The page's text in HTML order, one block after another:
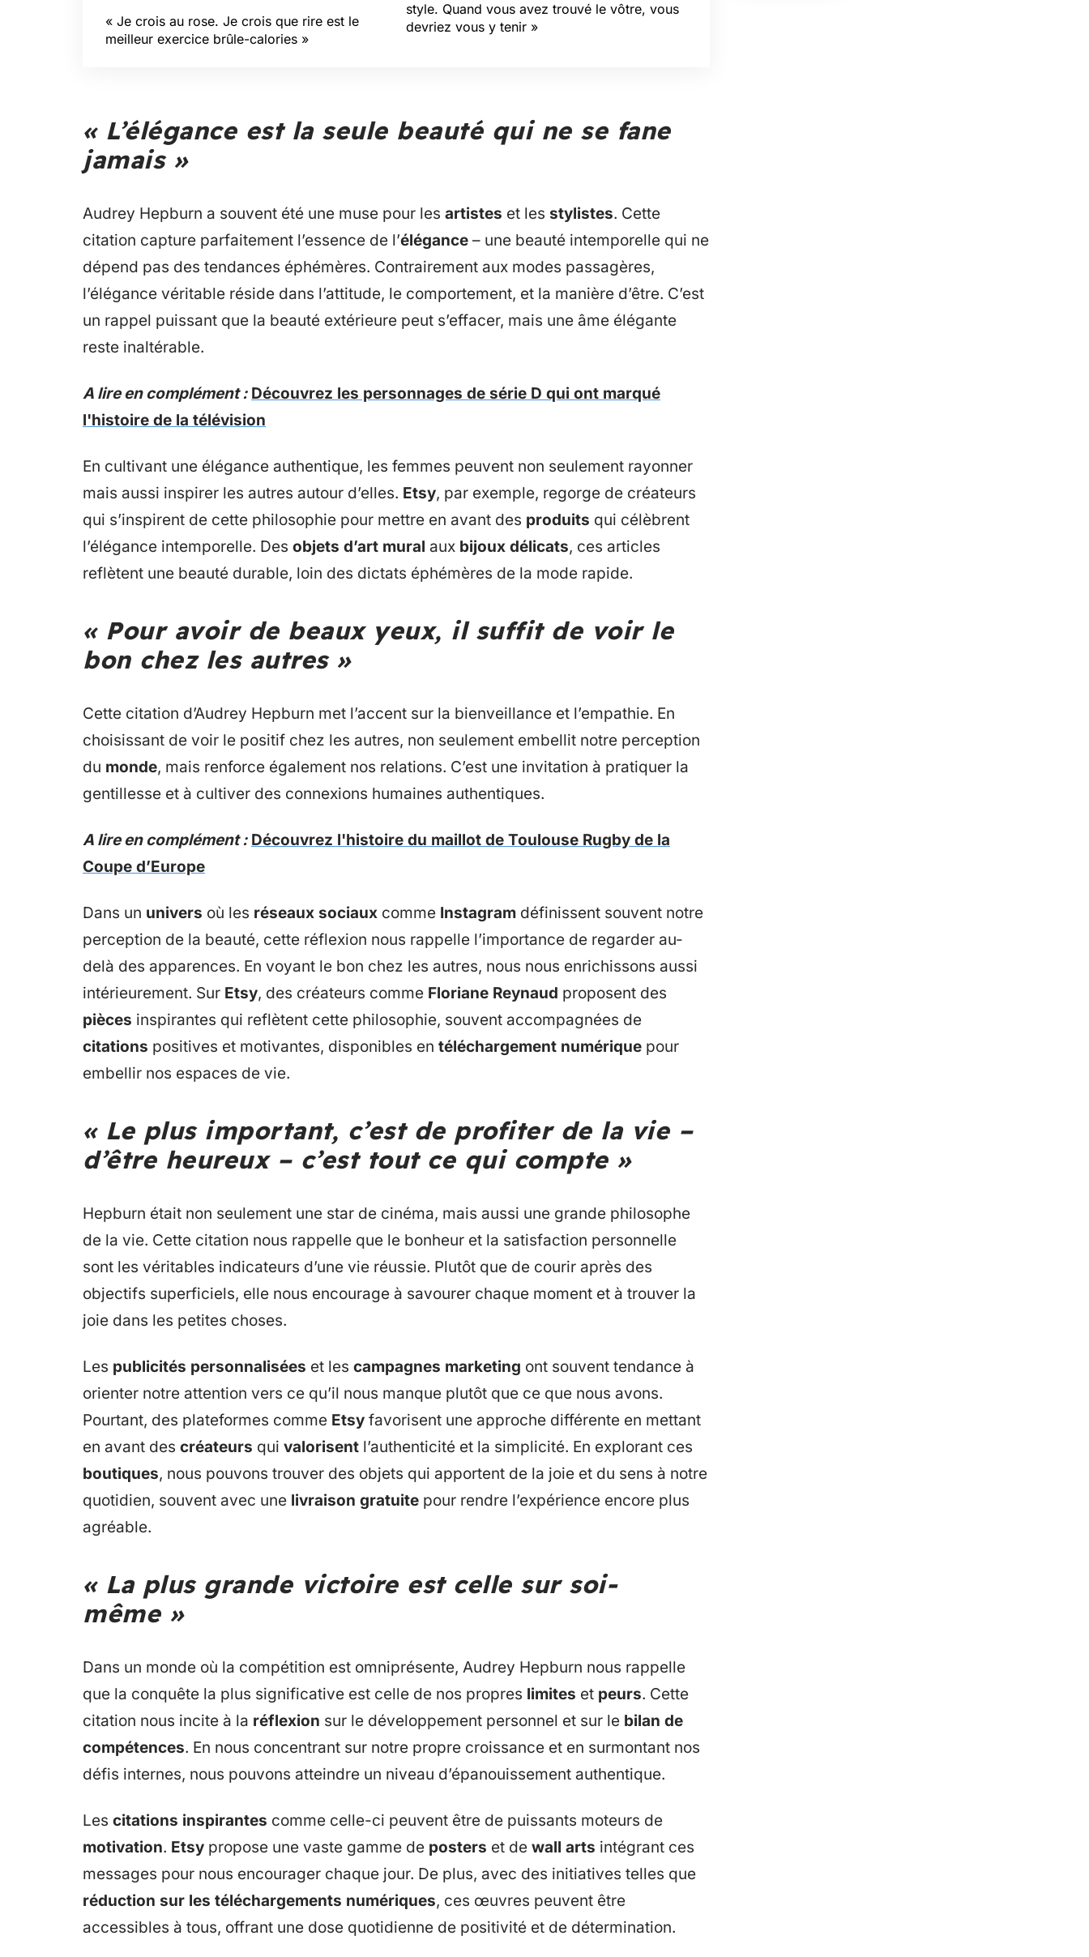
« Je crois au rose. Je crois que rire est le
meilleur exercice brûle-calories »
style. Quand vous avez trouvé le vôtre, vous
devriez vous y tenir »
« L’élégance est la seule beauté qui ne se fane
jamais »
Audrey Hepburn a souvent été une muse pour les artistes et les stylistes. Cette
citation capture parfaitement l’essence de l’élégance – une beauté intemporelle qui ne
dépend pas des tendances éphémères. Contrairement aux modes passagères,
l’élégance véritable réside dans l’attitude, le comportement, et la manière d’être. C’est
un rappel puissant que la beauté extérieure peut s’effacer, mais une âme élégante
reste inaltérable.
A lire en complément : Découvrez les personnages de série D qui ont marqué
l'histoire de la télévision
En cultivant une élégance authentique, les femmes peuvent non seulement rayonner
mais aussi inspirer les autres autour d’elles. Etsy, par exemple, regorge de créateurs
qui s’inspirent de cette philosophie pour mettre en avant des produits qui célèbrent
l’élégance intemporelle. Des objets d’art mural aux bijoux délicats, ces articles
reflètent une beauté durable, loin des dictats éphémères de la mode rapide.
« Pour avoir de beaux yeux, il suffit de voir le
bon chez les autres »
Cette citation d’Audrey Hepburn met l’accent sur la bienveillance et l’empathie. En
choisissant de voir le positif chez les autres, non seulement embellit notre perception
du monde, mais renforce également nos relations. C’est une invitation à pratiquer la
gentillesse et à cultiver des connexions humaines authentiques.
A lire en complément : Découvrez l'histoire du maillot de Toulouse Rugby de la
Coupe d’Europe
Dans un univers où les réseaux sociaux comme Instagram définissent souvent notre
perception de la beauté, cette réflexion nous rappelle l’importance de regarder au-
delà des apparences. En voyant le bon chez les autres, nous nous enrichissons aussi
intérieurement. Sur Etsy, des créateurs comme Floriane Reynaud proposent des
pièces inspirantes qui reflètent cette philosophie, souvent accompagnées de
citations positives et motivantes, disponibles en téléchargement numérique pour
embellir nos espaces de vie.
« Le plus important, c’est de profiter de la vie –
d’être heureux – c’est tout ce qui compte »
Hepburn était non seulement une star de cinéma, mais aussi une grande philosophe
de la vie. Cette citation nous rappelle que le bonheur et la satisfaction personnelle
sont les véritables indicateurs d’une vie réussie. Plutôt que de courir après des
objectifs superficiels, elle nous encourage à savourer chaque moment et à trouver la
joie dans les petites choses.
Les publicités personnalisées et les campagnes marketing ont souvent tendance à
orienter notre attention vers ce qu’il nous manque plutôt que ce que nous avons.
Pourtant, des plateformes comme Etsy favorisent une approche différente en mettant
en avant des créateurs qui valorisent l’authenticité et la simplicité. En explorant ces
boutiques, nous pouvons trouver des objets qui apportent de la joie et du sens à notre
quotidien, souvent avec une livraison gratuite pour rendre l’expérience encore plus
agréable.
« La plus grande victoire est celle sur soi-
même »
Dans un monde où la compétition est omniprésente, Audrey Hepburn nous rappelle
que la conquête la plus significative est celle de nos propres limites et peurs. Cette
citation nous incite à la réflexion sur le développement personnel et sur le bilan de
compétences. En nous concentrant sur notre propre croissance et en surmontant nos
défis internes, nous pouvons atteindre un niveau d’épanouissement authentique.
Les citations inspirantes comme celle-ci peuvent être de puissants moteurs de
motivation. Etsy propose une vaste gamme de posters et de wall arts intégrant ces
messages pour nous encourager chaque jour. De plus, avec des initiatives telles que
réduction sur les téléchargements numériques, ces œuvres peuvent être
accessibles à tous, offrant une dose quotidienne de positivité et de détermination.